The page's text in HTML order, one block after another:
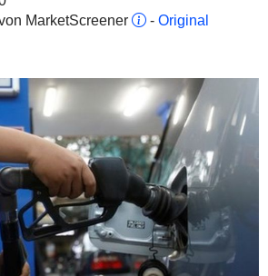
MarketScreener
- Original